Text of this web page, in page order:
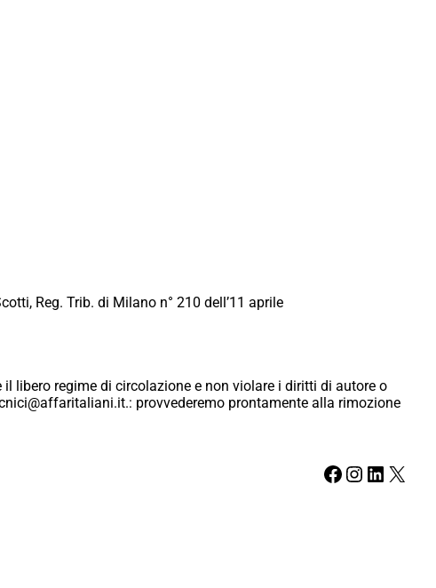
Reg. Trib. di Milano n° 210 dell’11 aprile
libero regime di circolazione e non violare i diritti di autore o
provvederemo prontamente alla rimozione
Facebook Instagram LinkedIn X